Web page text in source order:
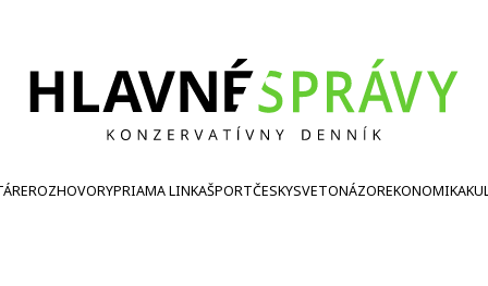
ROZHOVORYPRIAMA LINKAŠPORTČESKYSVETONÁZOREKONOMIKA